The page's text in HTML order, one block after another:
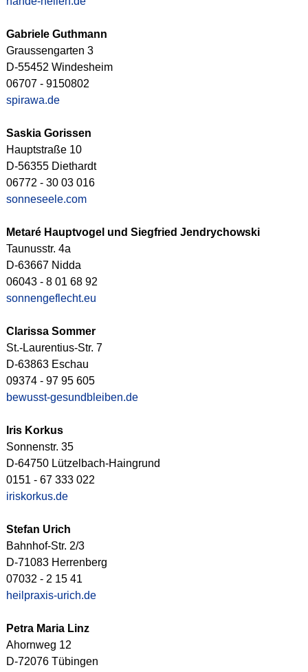
Gabriele Guthmann
Graussengarten 3
D-55452 Windesheim
06707 - 9150802
spirawa.de
Saskia Gorissen
Hauptstraße 10
D-56355 Diethardt
06772 - 30 03 016
sonneseele.com
Metaré Hauptvogel und Siegfried Jendrychowski
Taunusstr. 4a
D-63667 Nidda
06043 - 8 01 68 92
sonnengeflecht.eu
Clarissa Sommer
St.-Laurentius-Str. 7
D-63863 Eschau
09374 - 97 95 605
bewusst-gesundbleiben.de
Iris Korkus
Sonnenstr. 35
D-64750 Lützelbach-Haingrund
0151 - 67 333 022
iriskorkus.de
Stefan Urich
Bahnhof-Str. 2/3
D-71083 Herrenberg
07032 - 2 15 41
heilpraxis-urich.de
Petra Maria Linz
Ahornweg 12
D-72076 Tübingen